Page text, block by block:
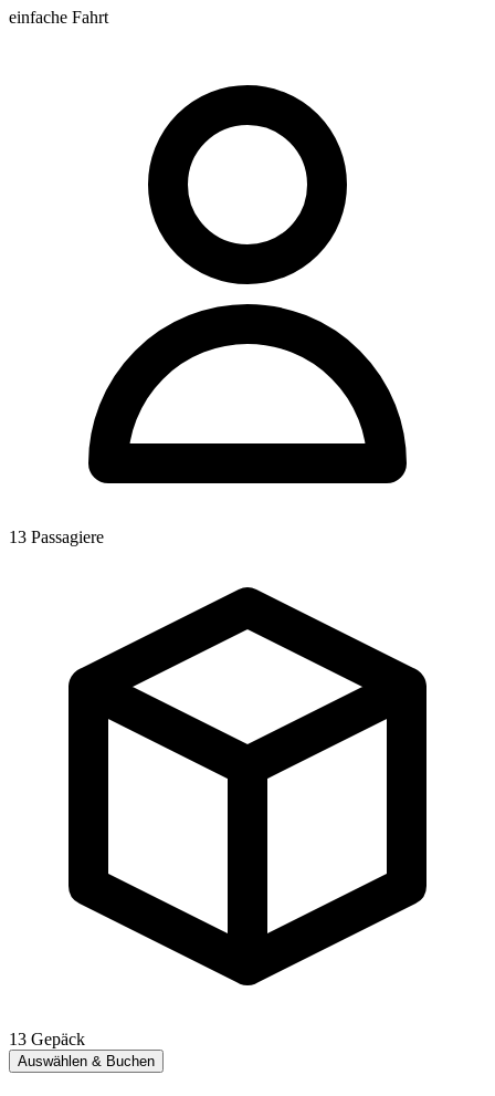
einfache Fahrt
13 Passagiere
13 Gepäck
Auswählen & Buchen